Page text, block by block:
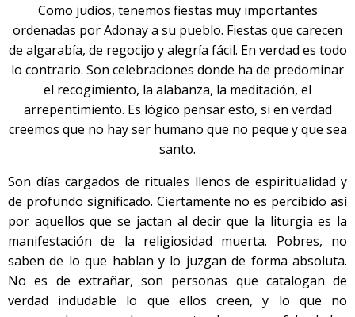
Como judíos, tenemos fiestas muy importantes
ordenadas por Adonay a su pueblo. Fiestas que carecen
de algarabía, de regocijo y alegría fácil. En verdad es todo
lo contrario. Son celebraciones donde ha de predominar
el recogimiento, la alabanza, la meditación, el
arrepentimiento. Es lógico pensar esto, si en verdad
creemos que no hay ser humano que no peque y que sea
santo.
Son días cargados de rituales llenos de espiritualidad y
de profundo significado. Ciertamente no es percibido así
por aquellos que se jactan al decir que la liturgia es la
manifestación de la religiosidad muerta. Pobres, no
saben de lo que hablan y lo juzgan de forma absoluta.
No es de extrañar, son personas que catalogan de
verdad indudable lo que ellos creen, y lo que no